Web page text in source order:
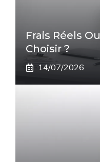
Frais Réels
Choisir ?
14/07/2026